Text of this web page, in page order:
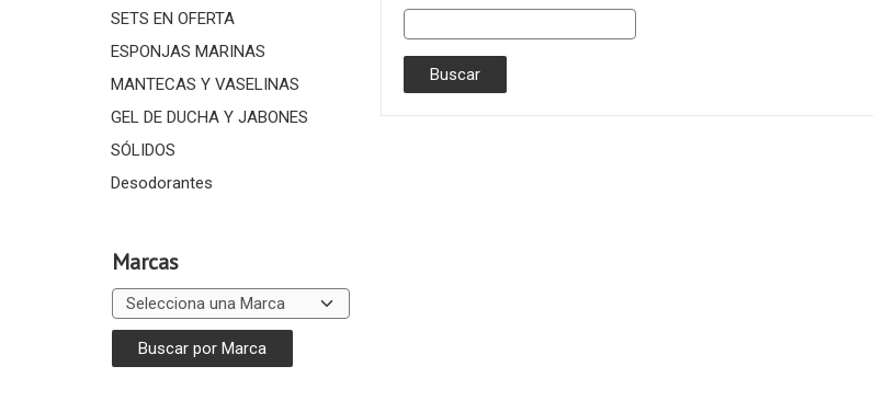
SETS EN OFERTA
ESPONJAS MARINAS
MANTECAS Y VASELINAS
GEL DE DUCHA Y JABONES
SÓLIDOS
Desodorantes
Marcas